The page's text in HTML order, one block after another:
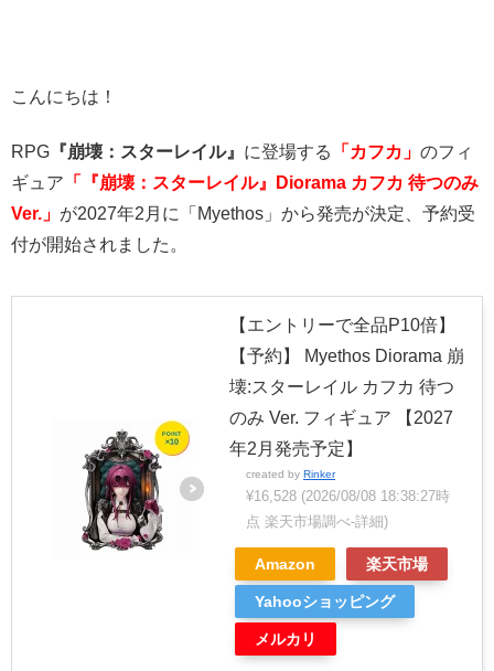
こんにちは！
RPG 『崩壊：スターレイル』 に登場する 「カフカ」 のフィ
ギュア 「 『崩壊：スターレイル』Diorama カフカ 待つのみ
Ver.」 が2027年2月に「Myethos」から発売が決定、予約受
付が開始されました。
【エントリーで全品P10倍】
【予約】 Myethos Diorama 崩
壊:スターレイル カフカ 待つ
のみ Ver. フィギュア 【2027
年2月発売予定】
created by Rinker
¥16,528 (2026/08/08 18:38:27時
点 楽天市場調べ-詳細)
Amazon 楽天市場
Yahooショッピング
メルカリ